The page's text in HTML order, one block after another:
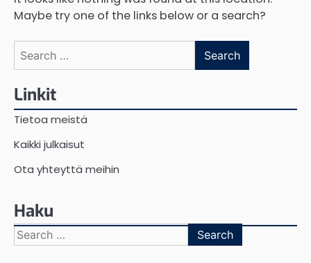
Maybe try one of the links below or a search?
Search
for:
Linkit
Tietoa meistä
Kaikki julkaisut
Ota yhteyttä meihin
Haku
Search
for: